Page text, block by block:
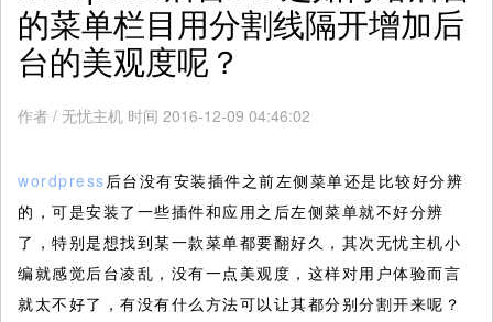
的菜单栏目用分割线隔开增加后
台的美观度呢？
作者 / 无忧主机 时间 2016-12-09 04:46:02
wordpress后台没有安装插件之前左侧菜单还是比较好分辨
的，可是安装了一些插件和应用之后左侧菜单就不好分辨
了，特别是想找到某一款菜单都要翻好久，其次无忧主机小
编就感觉后台凌乱，没有一点美观度，这样对用户体验而言
就太不好了，有没有什么方法可以让其都分别分割开来呢？